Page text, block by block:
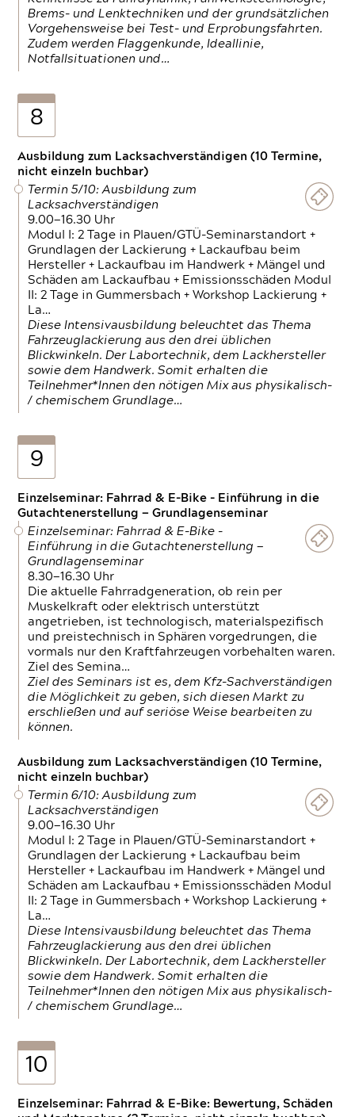
Brems- und Lenktechniken und der grundsätzlichen
Vorgehensweise bei Test- und Erprobungsfahrten.
Zudem werden Flaggenkunde, Ideallinie,
Notfallsituationen und…
8
Ausbildung zum Lacksachverständigen (10 Termine,
nicht einzeln buchbar)
Termin 5/10: Ausbildung zum
Lacksachverständigen
9.00—16.30 Uhr
Modul I: 2 Tage in Plauen/GTÜ-Seminarstandort +
Grundlagen der Lackierung + Lackaufbau beim
Hersteller + Lackaufbau im Handwerk + Mängel und
Schäden am Lackaufbau + Emissionsschäden Modul
II: 2 Tage in Gummersbach + Workshop Lackierung +
La…
Diese Intensivausbildung beleuchtet das Thema
Fahrzeuglackierung aus den drei üblichen
Blickwinkeln. Der Labortechnik, dem Lackhersteller
sowie dem Handwerk. Somit erhalten die
Teilnehmer*Innen den nötigen Mix aus physikalisch-
/ chemischem Grundlage…
9
Einzelseminar: Fahrrad & E-Bike - Einführung in die
Gutachtenerstellung — Grundlagenseminar
Einzelseminar: Fahrrad & E-Bike -
Einführung in die Gutachtenerstellung —
Grundlagenseminar
8.30—16.30 Uhr
Die aktuelle Fahrradgeneration, ob rein per
Muskelkraft oder elektrisch unterstützt
angetrieben, ist technologisch, materialspezifisch
und preistechnisch in Sphären vorgedrungen, die
vormals nur den Kraftfahrzeugen vorbehalten waren.
Ziel des Semina…
Ziel des Seminars ist es, dem Kfz-Sachverständigen
die Möglichkeit zu geben, sich diesen Markt zu
erschließen und auf seriöse Weise bearbeiten zu
können.
Ausbildung zum Lacksachverständigen (10 Termine,
nicht einzeln buchbar)
Termin 6/10: Ausbildung zum
Lacksachverständigen
9.00—16.30 Uhr
Modul I: 2 Tage in Plauen/GTÜ-Seminarstandort +
Grundlagen der Lackierung + Lackaufbau beim
Hersteller + Lackaufbau im Handwerk + Mängel und
Schäden am Lackaufbau + Emissionsschäden Modul
II: 2 Tage in Gummersbach + Workshop Lackierung +
La…
Diese Intensivausbildung beleuchtet das Thema
Fahrzeuglackierung aus den drei üblichen
Blickwinkeln. Der Labortechnik, dem Lackhersteller
sowie dem Handwerk. Somit erhalten die
Teilnehmer*Innen den nötigen Mix aus physikalisch-
/ chemischem Grundlage…
10
Einzelseminar: Fahrrad & E-Bike: Bewertung, Schäden